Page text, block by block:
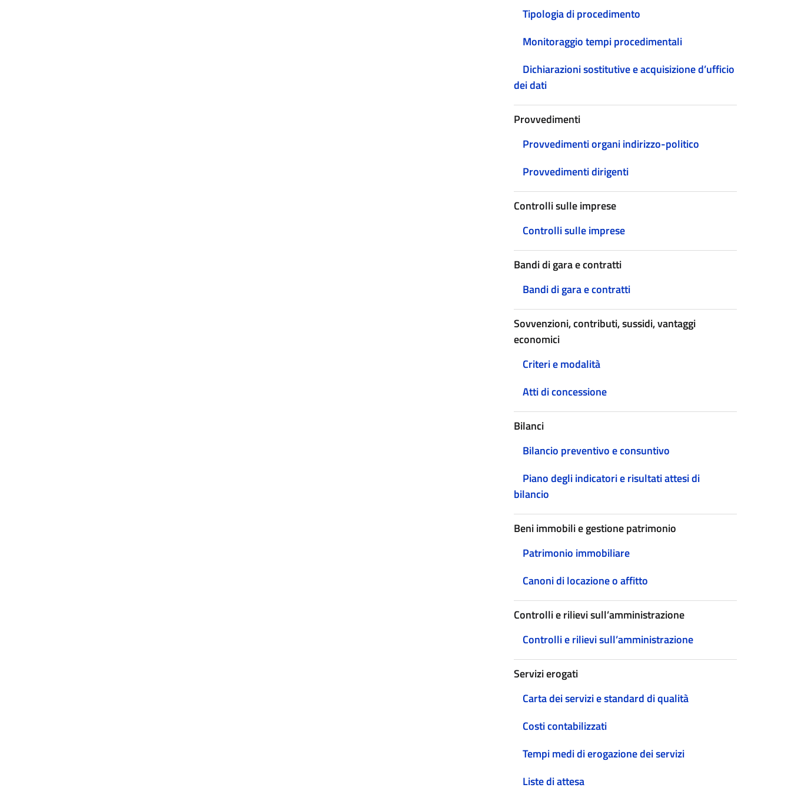
Tipologia di procedimento
Monitoraggio tempi procedimentali
Dichiarazioni sostitutive e acquisizione d’ufficio
dei dati
Provvedimenti
Provvedimenti organi indirizzo-politico
Provvedimenti dirigenti
Controlli sulle imprese
Controlli sulle imprese
Bandi di gara e contratti
Bandi di gara e contratti
Sovvenzioni, contributi, sussidi, vantaggi
economici
Criteri e modalità
Atti di concessione
Bilanci
Bilancio preventivo e consuntivo
Piano degli indicatori e risultati attesi di
bilancio
Beni immobili e gestione patrimonio
Patrimonio immobiliare
Canoni di locazione o affitto
Controlli e rilievi sull’amministrazione
Controlli e rilievi sull’amministrazione
Servizi erogati
Carta dei servizi e standard di qualità
Costi contabilizzati
Tempi medi di erogazione dei servizi
Liste di attesa